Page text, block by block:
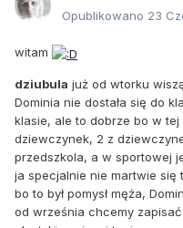
Opublikowano 23
witam
dziubula już od wtorku
Dominia nie dostała się do
klasie, ale to dobrze bo w
dziewczynek, 2 z
przedszkola, a w sportowej
ja specjalnie nie martwie się
bo to był pomysł męża,
od września chcemy